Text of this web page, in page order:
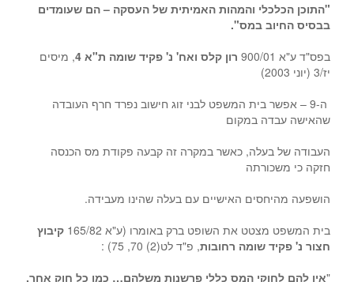
"התוכן הכלכלי והמהות האמיתית של העסקה – הם שעומדים
בבסיס החיוב במס".
בפס"ד ע"א 900/01
רון קלס ואח' נ' פקיד שומה ת"א 4
, מיסים
יז/3 (יוני 2003)
ה-9 – אפשר בית המשפט לבני זוג חישוב נפרד חרף העובדה
שהאישה עבדה במקום
העבודה של בעלה, כאשר במקרה זה קבעה פקודת מס הכנסה
חזקה כי משכורתה
הושפעה מהיחסים האישיים עם בעלה שהינו מעבידה.
בית המשפט מצטט את השופט ברק באומרו (ע"א 165/82
קיבוץ
חצור נ' פקיד שומה רחובות, פ"ד לט(2) 70, 75) :
"אין להם לחוקי המס כללי פרשנות משלהם… כמו כל חוק אחר,